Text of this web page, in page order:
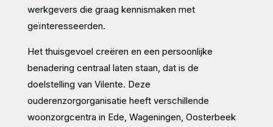
werkgevers die graag kennismaken met
geïnteresseerden.
Het thuisgevoel creëren en een persoonlijke
benadering centraal laten staan, dat is de
doelstelling van Vilente. Deze
ouderenzorgorganisatie heeft verschillende
woonzorgcentra in Ede, Wageningen, Oosterbeek